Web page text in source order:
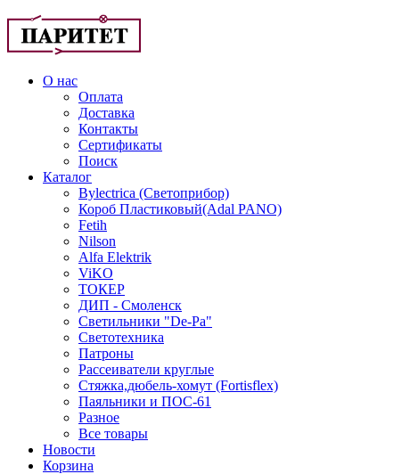
О нас
Оплата
Доставка
Контакты
Сертификаты
Поиск
Каталог
Bylectrica (Светоприбор)
Короб Пластиковый(Adal PANO)
Fetih
Nilson
Alfa Elektrik
ViKO
ТОКЕР
ДИП - Смоленск
Светильники "De-Pa"
Светотехника
Патроны
Рассеиватели круглые
Стяжка,дюбель-хомут (Fortisflex)
Паяльники и ПОС-61
Разное
Все товары
Новости
Корзина